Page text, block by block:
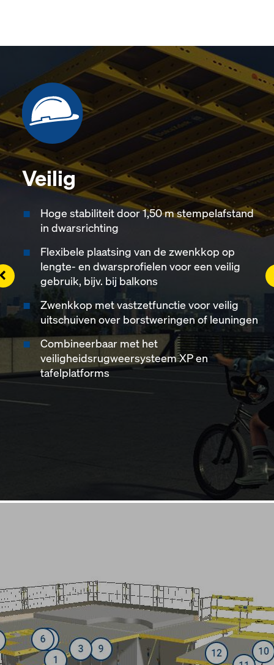
Veilig
Hoge stabiliteit door 1,50 m stempelafstand
in dwarsrichting
Flexibele plaatsing van de zwenkkop op
lengte- en dwarsprofielen voor een veilig
gebruik, bijv. bij balkons
Zwenkkop met vastzetfunctie voor veilig
uitschuiven over borstweringen of leuningen
Combineerbaar met het
veiligheidsrugweersysteem XP en
tafelplatforms
Left